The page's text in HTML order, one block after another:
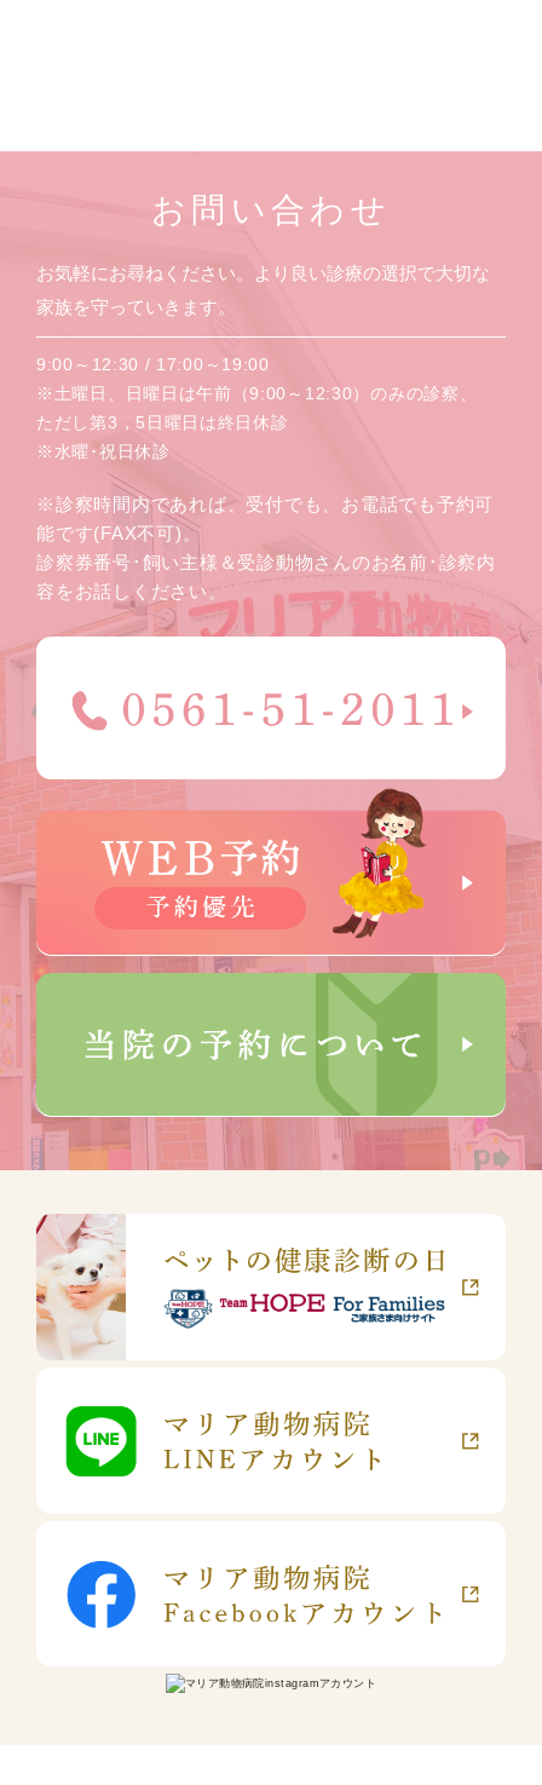
お問い合わせ
お気軽にお尋ねください。より良い診療の選択で大切な
家族を守っていきます。
9:00～12:30 / 17:00～19:00
※土曜日、日曜日は午前（9:00～12:30）のみの診察、
ただし第3，5日曜日は終日休診
※水曜･祝日休診
※診察時間内であれば、受付でも、お電話でも予約可
能です(FAX不可)。
診察券番号･飼い主様＆受診動物さんのお名前･診察内
容をお話しください。